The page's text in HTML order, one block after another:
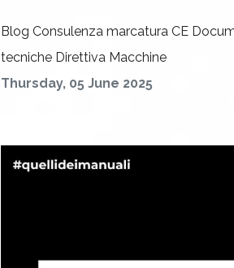
Blog Consulenza marcatura CE
tecniche Direttiva Macchine
Thursday, 05 June 2025